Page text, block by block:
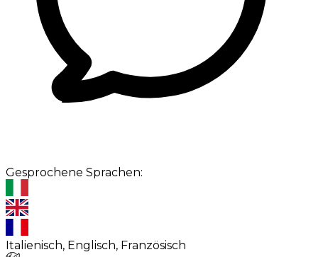
Gesprochene Sprachen:
Italienisch, Englisch, Französisch